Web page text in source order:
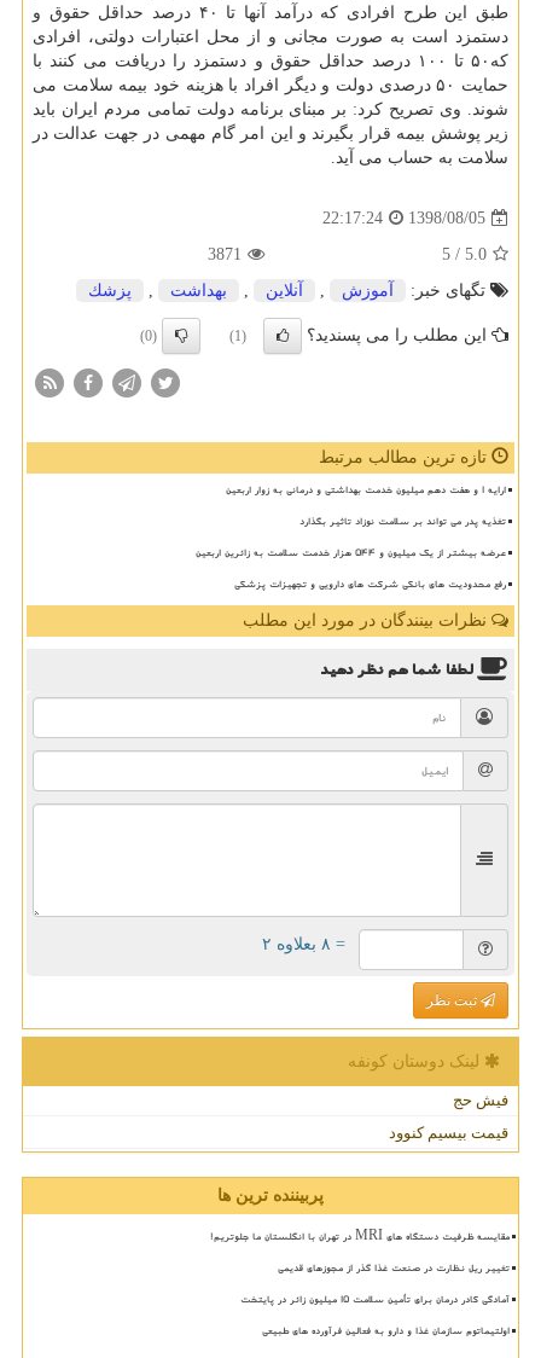
طبق این طرح افرادی كه درآمد آنها تا ۴۰ درصد حداقل حقوق و
دستمزد است به صورت مجانی و از محل اعتبارات دولتی، افرادی
كه۵۰ تا ۱۰۰ درصد حداقل حقوق و دستمزد را دریافت می كنند با
حمایت ۵۰ درصدی دولت و دیگر افراد با هزینه خود بیمه سلامت می
شوند. وی تصریح كرد: بر مبنای برنامه دولت تمامی مردم ایران باید
زیر پوشش بیمه قرار بگیرند و این امر گام مهمی در جهت عدالت در
سلامت به حساب می آید.
1398/08/05
22:17:24
5.0
/ 5
3871
تگهای خبر:
آموزش , آنلاین , بهداشت , پزشك
این مطلب را می پسندید؟ (1)
(0)
تازه ترین مطالب مرتبط
ارایه ۱ و هفت دهم میلیون خدمت بهداشتی و درمانی به زوار اربعین
تغذیه پدر می تواند بر سلامت نوزاد تاثیر بگذارد
عرضه بیشتر از یک میلیون و ۵۴۴ هزار خدمت سلامت به زائرین اربعین
رفع محدودیت های بانکی شرکت های دارویی و تجهیزات پزشکی
نظرات بینندگان در مورد این مطلب
لطفا شما همنظر دهید
= ۸ بعلاوه ۲
ثبت نظر
لینک دوستان كونفه
فیش حج
قیمت بیسیم کنوود
پربیننده ترین ها
مقایسه ظرفیت دستگاه های MRI در تهران با انگلستان ما جلوتریم!
تغییر ریل نظارت در صنعت غذا گذر از مجوزهای قدیمی
آمادگی کادر درمان برای تأمین سلامت 15 میلیون زائر در پایتخت
اولتیماتوم سازمان غذا و دارو به فعالین فرآورده های طبیعی